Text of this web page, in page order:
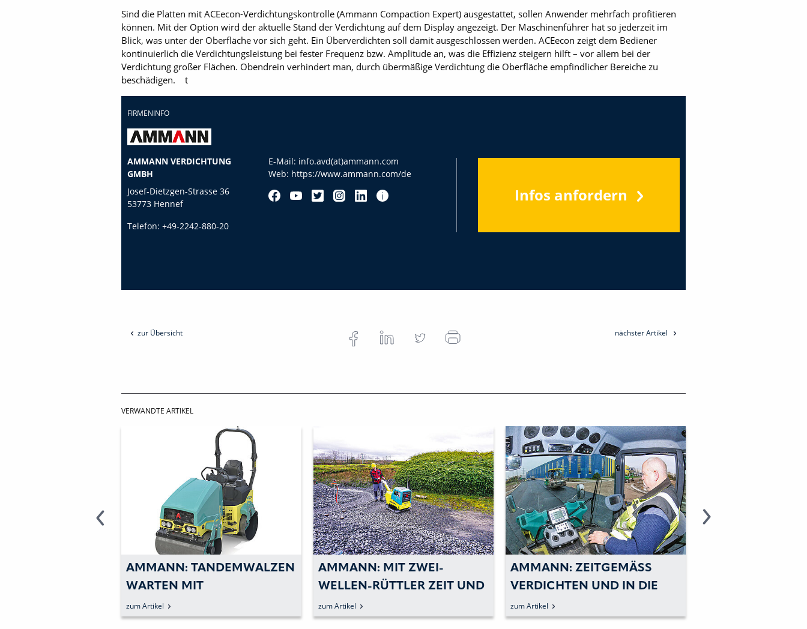
Sind die Platten mit ACEecon-Verdichtungskontrolle (Ammann Compaction Expert) ausgestattet, sollen Anwender mehrfach profitieren
können. Mit der Option wird der aktuelle Stand der Verdichtung auf dem Display angezeigt. Der Maschinenführer hat so jederzeit im
Blick, was unter der Oberfläche vor sich geht. Ein Überverdichten soll damit ausgeschlossen werden. ACEecon zeigt dem Bediener
kontinuierlich die Verdichtungsleistung bei fester Frequenz bzw. Amplitude an, was die Effizienz steigern hilft – vor allem bei der
Verdichtung großer Flächen. Obendrein verhindert man, durch übermäßige Verdichtung die Oberfläche empfindlicher Bereiche zu
beschädigen. t
FIRMENINFO
AMMANN VERDICHTUNG
GMBH
Josef-Dietzgen-Strasse 36
53773 Hennef
Telefon: +49-2242-880-20
E-Mail: info.avd(at)ammann.com
Web: https://www.ammann.com/de
Infos anfordern
zur Übersicht nächster Artikel
VERWANDTE ARTIKEL
AMMANN: TANDEMWALZEN
WARTEN MIT
WARTUNGSFREUNDLICHEM
DESIGN AUF
zum Artikel
AMMANN: MIT ZWEI-
WELLEN-RÜTTLER ZEIT UND
KOSTEN SPAREN
zum Artikel
AMMANN: ZEITGEMÄSS V
ERDICHTEN UND IN DIE T
IEFE BLICKEN
zum Artikel